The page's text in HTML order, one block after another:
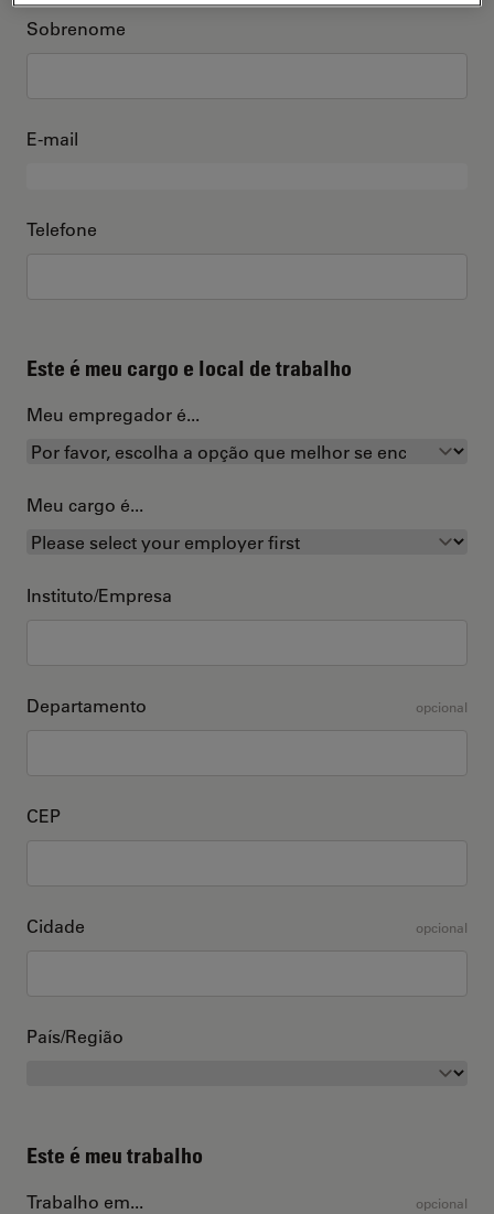
Sobrenome
E-mail
Telefone
Este é meu cargo e local de trabalho
Meu empregador é...
Meu cargo é...
Instituto/Empresa
Departamento opcional
CEP
Cidade opcional
País/Região
Este é meu trabalho
Trabalho em... opcional